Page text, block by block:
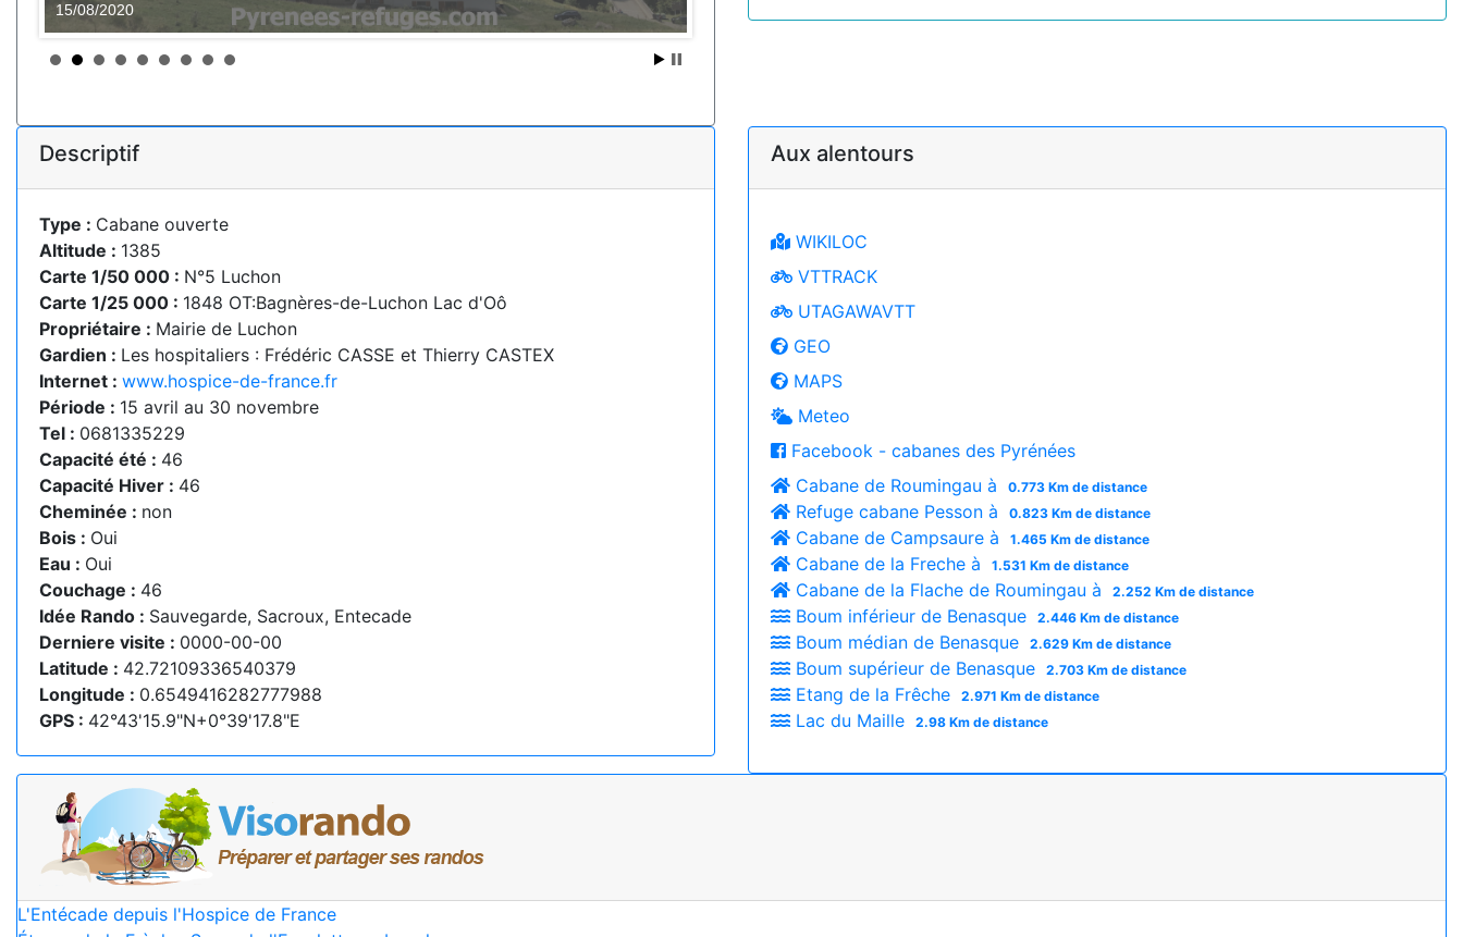
15/08/2020
Descriptif
Type : Cabane ouverte
Altitude : 1385
Carte 1/50 000 : N°5 Luchon
Carte 1/25 000 : 1848 OT:Bagnères-de-Luchon Lac d'Oô
Propriétaire : Mairie de Luchon
Gardien : Les hospitaliers : Frédéric CASSE et Thierry CASTEX
Internet : www.hospice-de-france.fr
Période : 15 avril au 30 novembre
Tel : 0681335229
Capacité été : 46
Capacité Hiver : 46
Cheminée : non
Bois : Oui
Eau : Oui
Couchage : 46
Idée Rando : Sauvegarde, Sacroux, Entecade
Derniere visite : 0000-00-00
Latitude : 42.72109336540379
Longitude : 0.6549416282777988
GPS : 42°43'15.9"N+0°39'17.8"E
Aux alentours
WIKILOC
VTTRACK
UTAGAWAVTT
GEO
MAPS
Meteo
Facebook - cabanes des Pyrénées
Cabane de Roumingau à
0.773 Km de distance
Refuge cabane Pesson à 0.823 Km de distance
Cabane de Campsaure à 1.465 Km de distance
Cabane de la Freche à 1.531 Km de distance
Cabane de la Flache de Roumingau à 2.252 Km de distance
Boum inférieur de Benasque 2.446 Km de distance
Boum médian de Benasque 2.629 Km de distance
Boum supérieur de Benasque 2.703 Km de distance
Etang de la Frêche 2.971 Km de distance
Lac du Maille 2.98 Km de distance
L'Entécade depuis l'Hospice de France